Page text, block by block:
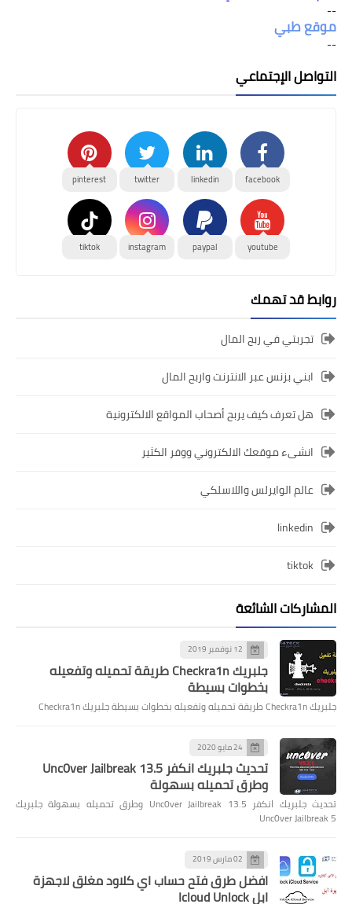
--
موقع طبي
--
التواصل الإجتماعي
facebook
linkedin
twitter
pinterest
youtube
paypal
instagram
tiktok
روابط قد تهمك
تجربتي في ربح المال
ابني بزنس عبر الانترنت واربح المال
هل تعرف كيف يربح أصحاب المواقع الالكترونية
انشىء موقعك الالكتروني ووفر الكثير
عالم الوايرلس واللاسلكي
linkedin
tiktok
المشاركات الشائعة
12 نوفمبر 2019
جلبريك Checkra1n طريقة تحميله وتفعيله
بخطوات بسيطة
جلبريك Checkra1n طريقة تحميله وتفعيله بخطوات بسيطة جلبريك Checkra1n
24 مايو 2020
تحديث جلبريك انكفر Unc0ver Jailbreak 13.5
وطرق تحميله بسهولة
تحديث جلبريك انكفر Unc0ver Jailbreak 13.5 وطرق تحميله بسهولة جلبريك
Unc0ver Jailbreak 5
02 مارس 2019
افضل طرق فتح حساب اي كلاود مغلق لاجهزة
ابل Icloud Unlock